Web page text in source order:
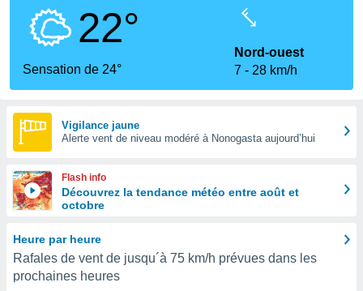
22°
Sensation de 24°
Nord-ouest
7
28 km/h
Vigilance jaune
Alerte vent de niveau modéré à Nonogasta aujourd’hui
Flash info
Découvrez la tendance météo entre août et
octobre
Heure par heure
Rafales de vent de jusqu´à 75 km/h prévues dans les
prochaines heures